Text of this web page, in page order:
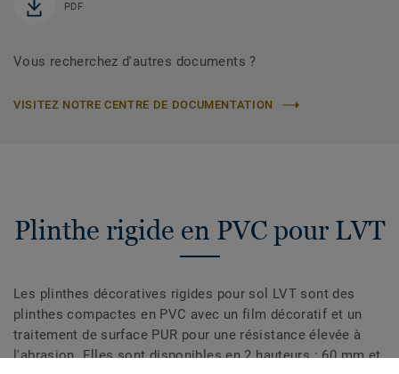
PDF
Vous recherchez d'autres documents ?
VISITEZ NOTRE CENTRE DE DOCUMENTATION
Plinthe rigide en PVC pour LVT
Les plinthes décoratives rigides pour sol LVT sont des
plinthes compactes en PVC avec un film décoratif et un
traitement de surface PUR pour une résistance élevée à
l'abrasion. Elles sont disponibles en 2 hauteurs : 60 mm et